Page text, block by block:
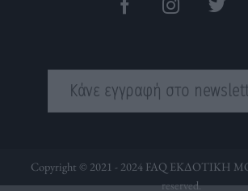
Κάνε εγγραφή στο
Copyright © 2021 - 2024 FAQ ΕΚΔΟΤΙΚΗ
reserved.